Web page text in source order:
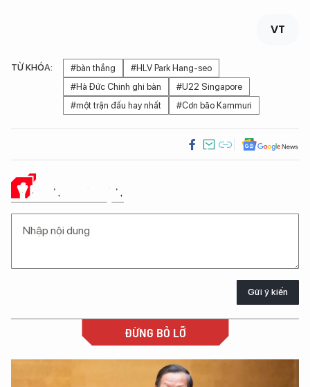
VT
TỪ KHÓA: #bàn thắng
#HLV Park Hang-seo
#Hà Đức Chinh ghi bàn
#U22 Singapore
#một trận đấu hay nhất
#Cơn bão Kammuri
Ý KIẾN CỦA BẠN
Gửi ý kiến
ĐỪNG BỎ LỠ